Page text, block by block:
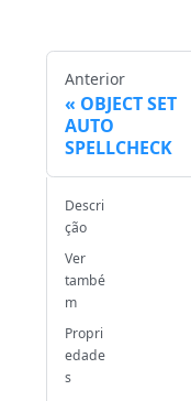
Anterior
OBJECT SET
AUTO
SPELLCHECK
Descri
ção
Ver
també
m
Propri
edade
s